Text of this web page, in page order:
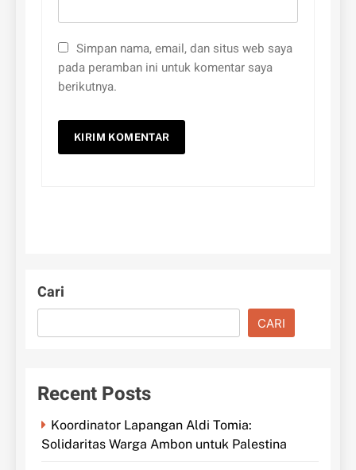
Simpan nama, email, dan situs web saya
pada peramban ini untuk komentar saya
berikutnya.
Cari
CARI
Recent Posts
Koordinator Lapangan Aldi Tomia:
Solidaritas Warga Ambon untuk Palestina